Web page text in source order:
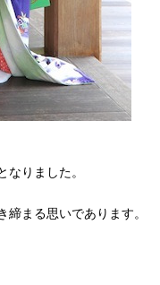
なりました。
まる思いであります。